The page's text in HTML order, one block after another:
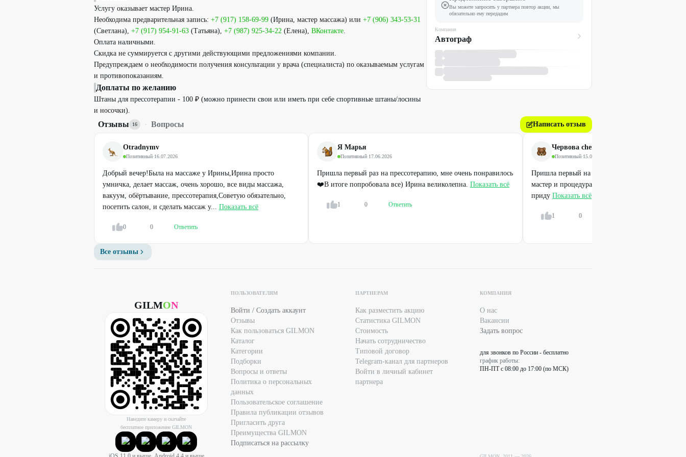
Услугу оказывает мастер Ирина.
Необходима предварительная запись: +7 (917) 158-69-99 (Ирина, мастер массажа) или +7 (906) 343-53-31
(Светлана), +7 (917) 954-91-63 (Татьяна), +7 (987) 925-34-22 (Елена), ВКонтакте.
Оплата наличными.
Скидка не суммируется с другими действующими предложениями компании.
Предупреждаем о необходимости получения консультации у врача (специалиста) по оказываемым услугам
и противопоказаниям.
Доплаты по желанию
Штаны для прессотерапии - 100 ₽ (можно принести свои или иметь при себе спортивные штаны/лосины
и носочки).
Вы можете запросить у партнера повтор акции, мы
обязательно ему передадим
Компания
Автограф
Отзывы 16 · Вопросы Написать отзыв
Otradnymv
Позитивный·16.07.2026
Добрый вечер!Была на массаже у Ирины,Ирина просто
умничка, делает массаж, очень хорошо, все виды массажа,
вакуум, обёртывание, прессотерапия,Советую обязательно,
посетить салон, и сделать массаж у... Показать всё
0 0 Ответить
Я Марья
Позитивный·17.06.2026
Пришла первый раз на прессотерапию, мне очень понравилось
❤️В итоге попробовала все) Ирина великолепна. Показать всё
1 0 Ответить
Червова chervova2103
Позитивный·15.06.2026
Пришла первый на прессотерапию. Мне очень
мастер и процедура. Как устану работать, опять
приду Показать всё
1 0
Все отзывы
GILMON
Наведите камеру и скачайте
бесплатное приложение GILMON
ПОЛЬЗОВАТЕЛЯМ
Войти / Создать аккаунт
Отзывы
Как пользоваться GILMON
Каталог
Категории
Подборки
Вопросы и ответы
Политика о персональных
данных
Пользовательское соглашение
Правила публикации отзывов
Пригласить друга
Преимущества GILMON
Подписаться на рассылку
ПАРТНЕРАМ
Как разместить акцию
Статистика GILMON
Стоимость
Начать сотрудничество
Типовой договор
Telegram-канал для партнеров
Войти в личный кабинет
партнера
КОМПАНИЯ
О нас
Вакансии
Задать вопрос
для звонков по России - бесплатно
график работы:
ПН-ПТ с 08:00 до 17:00 (по МСК)